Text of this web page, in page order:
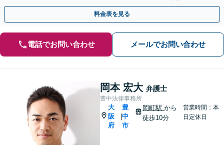
です。【女性弁護士】【豊中駅徒歩5分】
料金表を見る
電話でお問い合わせ メールでお問い合わせ
岡本 宏大 弁護士
豊中法律事務所
大
阪
府
豊
中
市
岡町駅 から
徒歩10分
営業時間：本
日定休日